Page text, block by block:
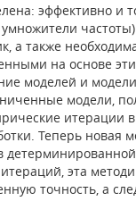
эффективно и
а также
на основе
моделей и
модели,
итерации в
Теперь новая
эта
точность, а